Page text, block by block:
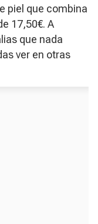
piel que combina
17,50€. A
que nada
ver en otras